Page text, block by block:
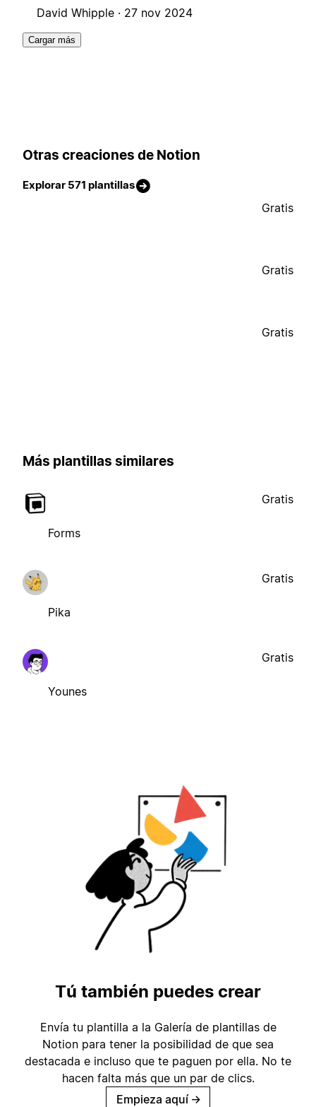
David Whipple · 27 nov 2024
Cargar más
Otras creaciones de Notion
Explorar 571 plantillas
Gratis
Gratis
Gratis
Más plantillas similares
Forms
Gratis
Pika
Gratis
Younes
Gratis
Tú también puedes crear
Envía tu plantilla a la Galería de plantillas de
Notion para tener la posibilidad de que sea
destacada e incluso que te paguen por ella. No te
hacen falta más que un par de clics.
Empieza aquí →